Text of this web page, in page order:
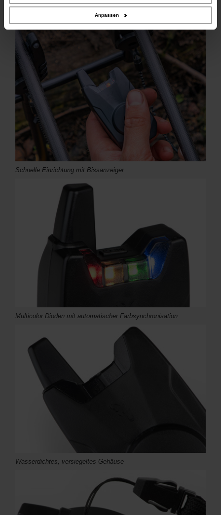
Ihrer Nutzung der Dienste gesammelt haben.
Anpassen
Schnelle Einrichtung mit Bissanzeiger
Multicolor Dioden mit automatischer Farbsynchronisation
Wasserdichtes, versiegeltes Gehäuse